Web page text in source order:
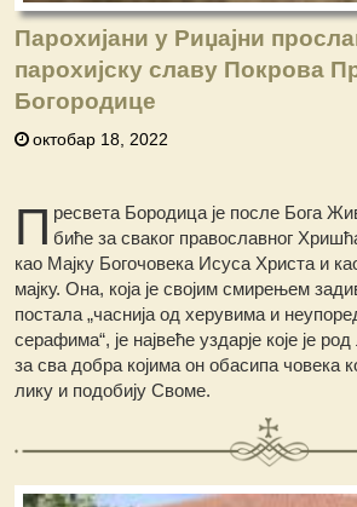
Парохијани у Риџајни
парохијску славу Покрова
Богородице
октобар 18, 2022
П ресвета Бородица је после Бога
биће за сваког православног
као Мајку Богочовека Исуса Христа и
мајку. Она, која је својим смирењем
постала „часнија од херувима и
серафима“, је највеће уздарје које је
за сва добра којима он обасипа човека
лику и подобију Своме.